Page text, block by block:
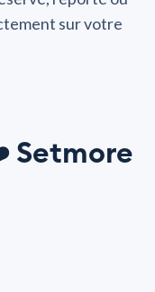
sur votre
Setmore